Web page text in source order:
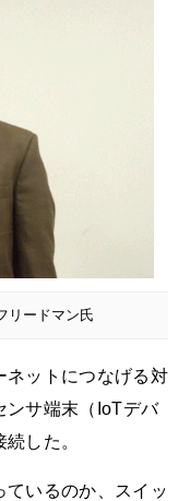
リードマン氏
ネットにつなげる対
ンサ端末（IoTデバ
した。
いるのか、スイッ